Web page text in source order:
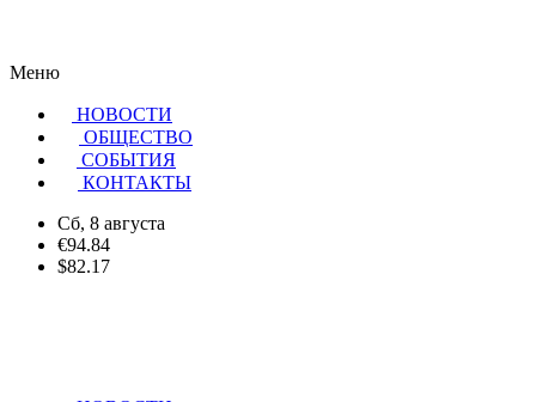
Меню
НОВОСТИ
ОБЩЕСТВО
CОБЫТИЯ
КОНТАКТЫ
Сб, 8 августа
€94.84
$82.17